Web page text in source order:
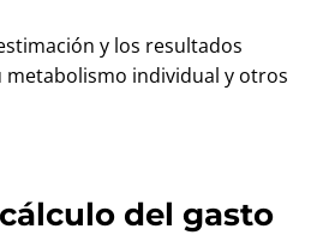
y los resultados
metabolismo individual y otros
del gasto